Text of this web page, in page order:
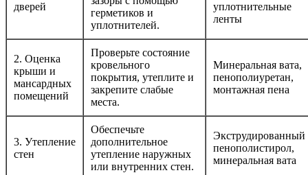
дверей
герметиков и
уплотнителей.
уплотнительные
ленты
2. Оценка
крыши и
мансардных
помещений
Проверьте состояние
кровельного
покрытия, утеплите и
закрепите слабые
места.
Минеральная вата,
пенополиуретан,
монтажная пена
3. Утепление
стен
Обеспечьте
дополнительное
утепление наружных
или внутренних стен.
Экструдированный
пенополистирол,
минеральная вата